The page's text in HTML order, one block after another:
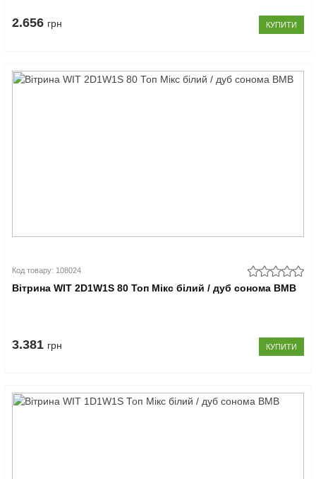
2.656 грн КУПИТИ
Код товару: 108024
Вітрина WIT 2D1W1S 80 Топ Мікс білий / дуб сонома ВМВ
3.381 грн КУПИТИ